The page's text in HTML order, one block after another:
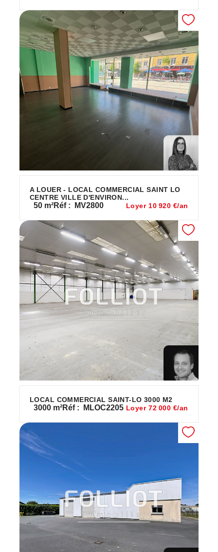
A LOUER - LOCAL COMMERCIAL SAINT LO
CENTRE VILLE D'ENVIRON...
50 m²Réf : MV2800 Loyer 10 920 €/an
LOCAL COMMERCIAL SAINT-LO 3000 M2
3000 m²Réf : MLOC2205 Loyer 72 000 €/an